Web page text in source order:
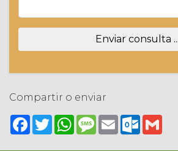
Enviar consulta ...
Compartir o enviar
Facebook
TwitterWhatsApp
Message
Email